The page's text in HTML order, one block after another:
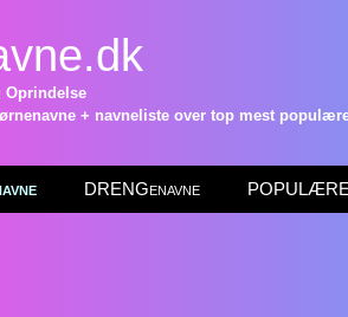
Oprindelse
+ navneliste over top mest
DRENGenavne POPULÆRE